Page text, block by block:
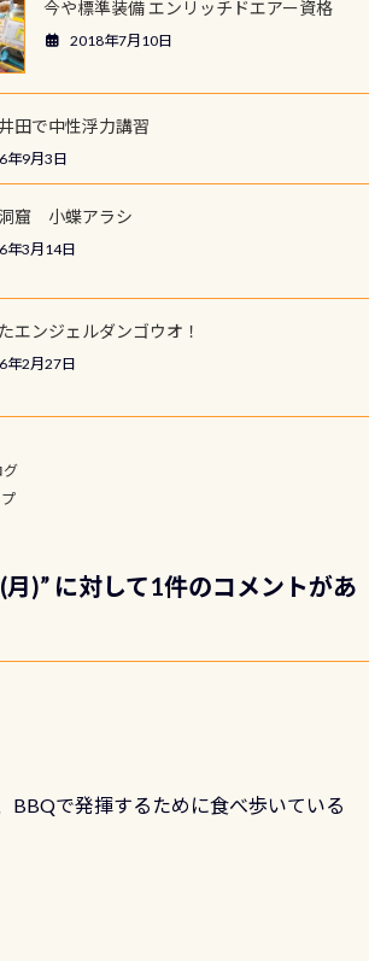
今や標準装備 エンリッチドエアー資格
2018年7月10日
田で中性浮力講習
年9月3日
窟 小蝶アラシ
年3月14日
エンジェルダンゴウオ！
年2月27日
グ
月)” に対して1件のコメントがあ
BBQで発揮するために食べ歩いている